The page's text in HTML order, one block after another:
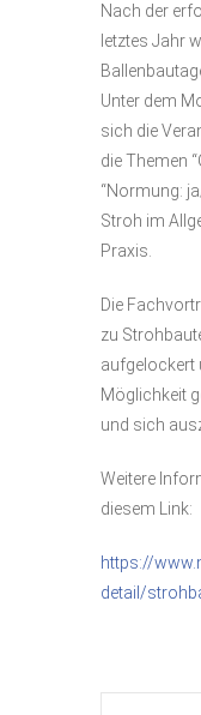
Nach der
letztes Jahr
Unter dem
sich die
die Themen
“Normung:
Stroh im
Praxis.
Die
zu
aufgelockert
Möglichkeit
und sich
Weitere
diesem Link:
https://
detail/